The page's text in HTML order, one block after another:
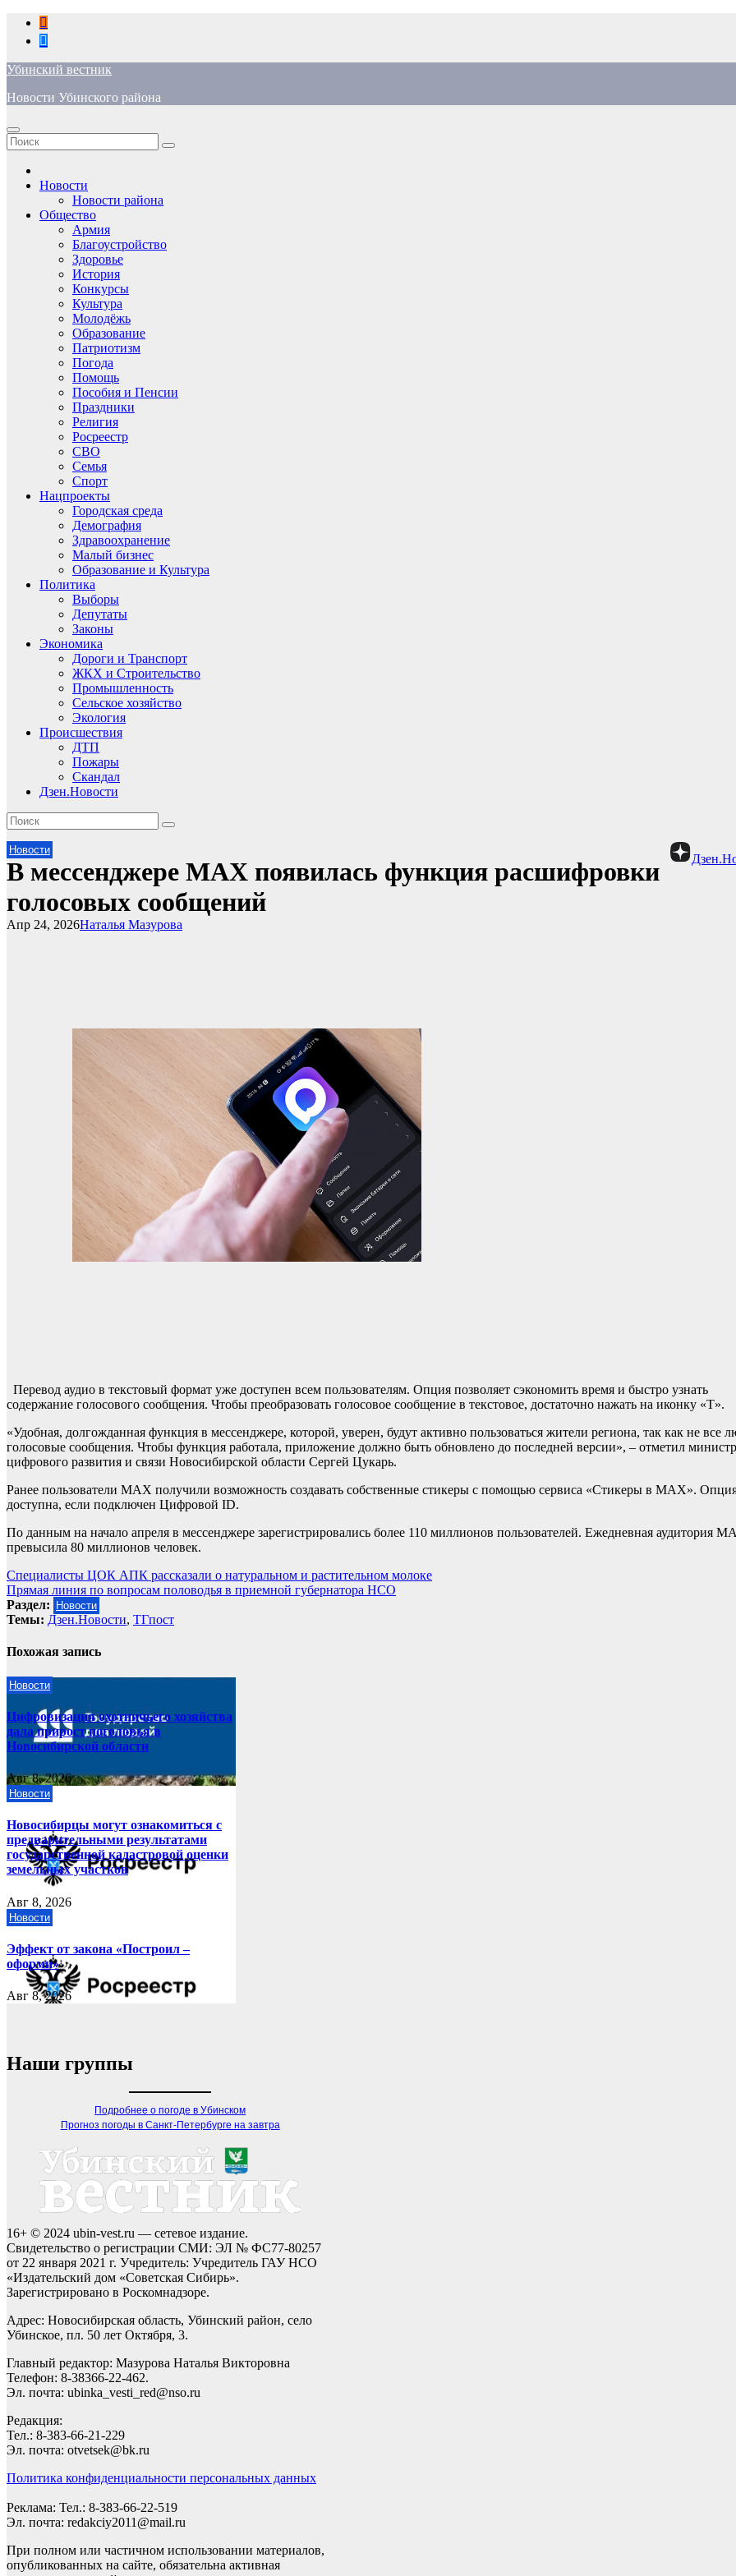
Перейти
содержимому
Убинский вестник
Новости Убинского района
Новости
Новости района
Общество
Армия
Благоустройство
Здоровье
История
Конкурсы
Культура
Молодёжь
Образование
Патриотизм
Погода
Помощь
Пособия и Пенсии
Праздники
Религия
Росреестр
СВО
Семья
Спорт
Нацпроекты
Городская среда
Демография
Здравоохранение
Малый бизнес
Образование и Культура
Политика
Выборы
Депутаты
Законы
Экономика
Дороги и Транспорт
ЖКХ и Строительство
Промышленность
Сельское хозяйство
Экология
Происшествия
ДТП
Пожары
Скандал
Дзен.Новости
Новости
В мессенджере MAX появилась функция расшифровки
голосовых сообщений
Наталья Мазурова
Апр 24, 2026
Перевод аудио в текстовый формат уже доступен всем пользователям. Опция позволяет сэкономить время и быстро узнать
содержание голосового сообщения. Чтобы преобразовать голосовое сообщение в текстовое, достаточно нажать на иконку «Т».
«Удобная, долгожданная функция в мессенджере, которой, уверен, будут активно пользоваться жители региона, так как не все
голосовые сообщения. Чтобы функция работала, приложение должно быть обновлено до последней версии», – отметил министр
цифрового развития и связи Новосибирской области Сергей Цукарь.
Ранее пользователи MAX получили возможность создавать собственные стикеры с помощью сервиса «Стикеры в MAX».
доступна, если подключен Цифровой ID.
По данным на начало апреля в мессенджере зарегистрировались более 110 миллионов пользователей. Ежедневная аудитория
превысила 80 миллионов человек.
Навигация
по
записям
Специалисты ЦОК АПК рассказали о натуральном и растительном молоке
Прямая линия по вопросам половодья в приемной губернатора НСО
Раздел:
Новости
Темы: Дзен.Новости, ТГпост
Похожая запись
Новости
Цифровизация охотничьего хозяйства
дала прирост поголовья в
Новосибирской области
Авг 8, 2026
Новости
Новосибирцы могут ознакомиться с
предварительными результатами
государственной кадастровой оценки
земельных участков
Авг 8, 2026
Новости
Эффект от закона «Построил –
оформи»
Авг 8, 2026
Наши группы
Подробнее о погоде в Убинском
Прогноз погоды в Санкт-Петербурге на завтра
16+ © 2024 ubin-vest.ru — сетевое издание.
Свидетельство о регистрации СМИ: ЭЛ № ФС77-80257
от 22 января 2021 г. Учредитель: Учредитель ГАУ НСО
«Издательский дом «Советская Сибирь».
Зарегистрировано в Роскомнадзоре.
Адрес: Новосибирская область, Убинский район, село
Убинское, пл. 50 лет Октября, 3.
Главный редактор: Мазурова Наталья Викторовна
Телефон: 8-38366-22-462.
Эл. почта: ubinka_vesti_red@nso.ru
Редакция:
Тел.: 8-383-66-21-229
Эл. почта: otvetsek@bk.ru
Политика конфиденциальности персональных данных
Реклама: Тел.: 8-383-66-22-519
Эл. почта: redakciy2011@mail.ru
При полном или частичном использовании материалов,
опубликованных на сайте, обязательна активная